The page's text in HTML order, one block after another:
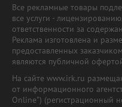
Все рекламные товары
все услуги -
ответственности за
Реклама изготовлена и
предоставленных
являются публичной
На сайте www.irk.ru
от информационного
Online")